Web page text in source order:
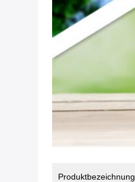
Produktbezeichnung